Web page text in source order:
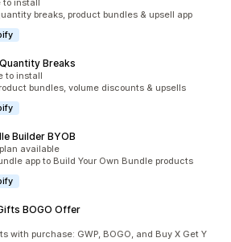
to install
breaks, product bundles & upsell app
Breaks
to install
bundles, volume discounts & upsells
Builder BYOB
available
app to Build Your Own Bundle products
BOGO Offer
with purchase: GWP, BOGO, and Buy X Get Y